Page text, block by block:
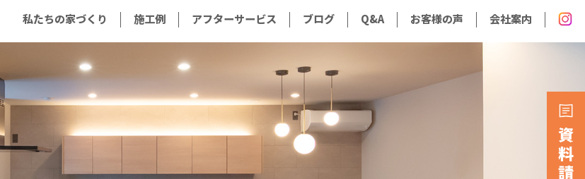
私たちの家づくり 施工例 アフターサービス ブログ Q&A お客様の声 会社案内